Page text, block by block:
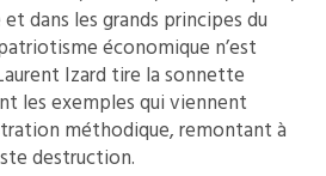
dans les grands principes du
économique n’est
Izard tire la sonnette
les exemples qui viennent
méthodique, remontant à
destruction.